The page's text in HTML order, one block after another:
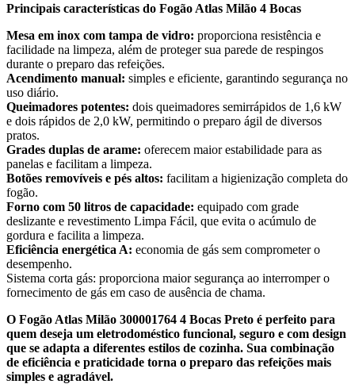
Principais características do Fogão Atlas Milão 4 Bocas
Mesa em inox com tampa de vidro: proporciona resistência e
facilidade na limpeza, além de proteger sua parede de respingos
durante o preparo das refeições.​
Acendimento manual: simples e eficiente, garantindo segurança no
uso diário.​
Queimadores potentes: dois queimadores semirrápidos de 1,6 kW
e dois rápidos de 2,0 kW, permitindo o preparo ágil de diversos
pratos.​
Grades duplas de arame: oferecem maior estabilidade para as
panelas e facilitam a limpeza.​
Botões removíveis e pés altos: facilitam a higienização completa do
fogão.​
Forno com 50 litros de capacidade: equipado com grade
deslizante e revestimento Limpa Fácil, que evita o acúmulo de
gordura e facilita a limpeza.​
Eficiência energética A: economia de gás sem comprometer o
desempenho.​
Sistema corta gás: proporciona maior segurança ao interromper o
fornecimento de gás em caso de ausência de chama.
O Fogão Atlas Milão 300001764 4 Bocas Preto é perfeito para
quem deseja um eletrodoméstico funcional, seguro e com design
que se adapta a diferentes estilos de cozinha. Sua combinação
de eficiência e praticidade torna o preparo das refeições mais
simples e agradável.​